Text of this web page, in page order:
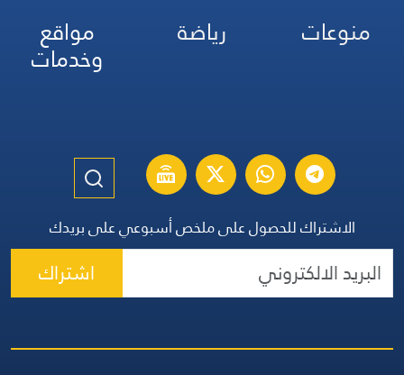
منوعات
رياضة مواقع
وخدمات
الاشتراك للحصول على ملخص أسبوعي على بريدك
اشتراك